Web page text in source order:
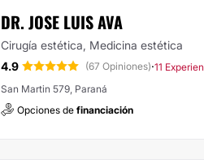
DR. JOSE LUIS AVA
Cirugía estética, Medicina estética
4.9
(67 Opiniones)·11
San Martin 579, Paraná
Opciones de financiación